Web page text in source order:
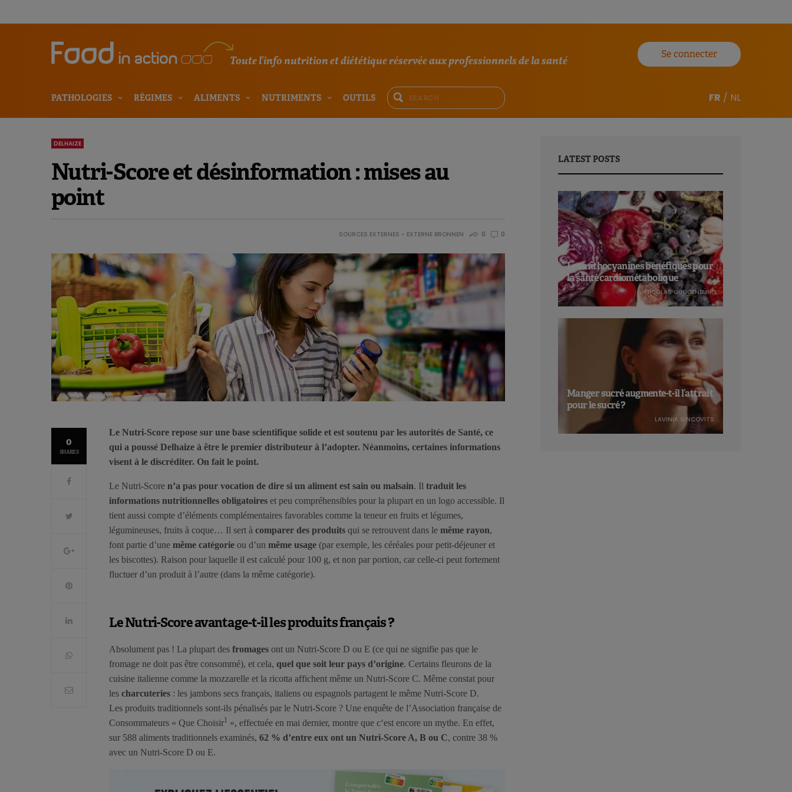
Toute l'info nutrition et diététique réservée aux professionnels de la santé
Se connecter
PATHOLOGIES RÉGIMES ALIMENTS NUTRIMENTS OUTILS FR / NL
DELHAIZE
Nutri-Score et désinformation : mises au
point
SOURCES EXTERNES - EXTERNE BRONNEN 0 0
0
SHARES
Le Nutri-Score repose sur une base scientifique solide et est soutenu par les autorités de Santé, ce
qui a poussé Delhaize à être le premier distributeur à l’adopter. Néanmoins, certaines informations
visent à le discréditer. On fait le point.
Le Nutri-Score n’a pas pour vocation de dire si un aliment est sain ou malsain. Il traduit les
informations nutritionnelles obligatoires et peu compréhensibles pour la plupart en un logo accessible. Il
tient aussi compte d’éléments complémentaires favorables comme la teneur en fruits et légumes,
légumineuses, fruits à coque… Il sert à comparer des produits qui se retrouvent dans le même rayon,
font partie d’une même catégorie ou d’un même usage (par exemple, les céréales pour petit-déjeuner et
les biscottes). Raison pour laquelle il est calculé pour 100 g, et non par portion, car celle-ci peut fortement
fluctuer d’un produit à l’autre (dans la même catégorie).
Le Nutri-Score avantage-t-il les produits français ?
Absolument pas ! La plupart des fromages ont un Nutri-Score D ou E (ce qui ne signifie pas que le
fromage ne doit pas être consommé), et cela, quel que soit leur pays d’origine. Certains fleurons de la
cuisine italienne comme la mozzarelle et la ricotta affichent même un Nutri-Score C. Même constat pour
les charcuteries : les jambons secs français, italiens ou espagnols partagent le même Nutri-Score D.
Les produits traditionnels sont-ils pénalisés par le Nutri-Score ? Une enquête de l’Association française de
Consommateurs « Que Choisir1 », effectuée en mai dernier, montre que c‘est encore un mythe. En effet,
sur 588 aliments traditionnels examinés, 62 % d’entre eux ont un Nutri-Score A, B ou C, contre 38 %
avec un Nutri-Score D ou E.
LATEST POSTS
Les anthocyanines bénéfiques pour
la santé cardiométabolique
NICOLAS GUGGENBÜHL
Manger sucré augmente-t-il l’attrait
pour le sucré ?
LAVINIA SINCOVITS